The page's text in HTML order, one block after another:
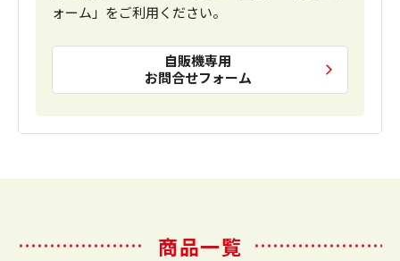
ォーム」をご利用ください。
自販機専用
お問合せフォーム
商品一覧